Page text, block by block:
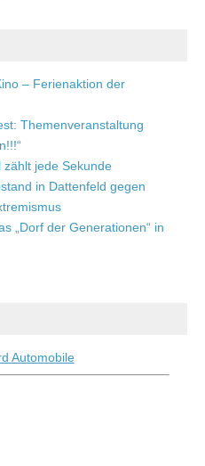
– Ferienaktion der
Themenveranstaltung
zählt jede Sekunde
in Dattenfeld gegen
„Dorf der Generationen“ in